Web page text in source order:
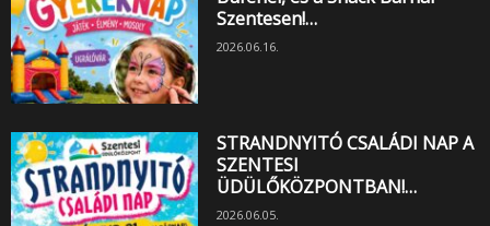
Szentesen!…
2026.06.16.
STRANDNYITÓ CSALÁDI NAP A
SZENTESI
ÜDÜLŐKÖZPONTBAN!…
2026.06.05.